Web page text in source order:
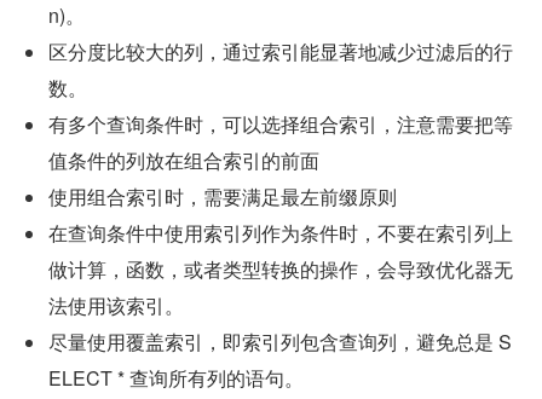
n)。
区分度比较大的列，通过索引能显著地减少过滤后的行
数。
有多个查询条件时，可以选择组合索引，注意需要把等
值条件的列放在组合索引的前面
使用组合索引时，需要满足最左前缀原则
在查询条件中使用索引列作为条件时，不要在索引列上
做计算，函数，或者类型转换的操作，会导致优化器无
法使用该索引。
尽量使用覆盖索引，即索引列包含查询列，避免总是 S
ELECT * 查询所有列的语句。